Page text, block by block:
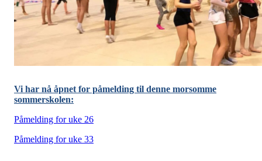
Vi har nå åpnet for påmelding til denne morsomme
sommerskolen:
Påmelding for uke 26
Påmelding for uke 33